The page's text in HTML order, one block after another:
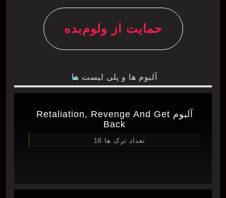
حمایت از ولوم‌بده
آلبوم ها و پلی لیست ها
آلبوم Retaliation, Revenge And Get
Back
تعداد ترک ها 16